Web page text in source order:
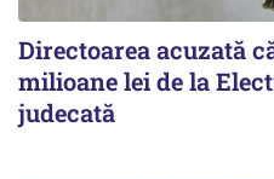
Directoarea acuzată
milioane lei de la
judecată